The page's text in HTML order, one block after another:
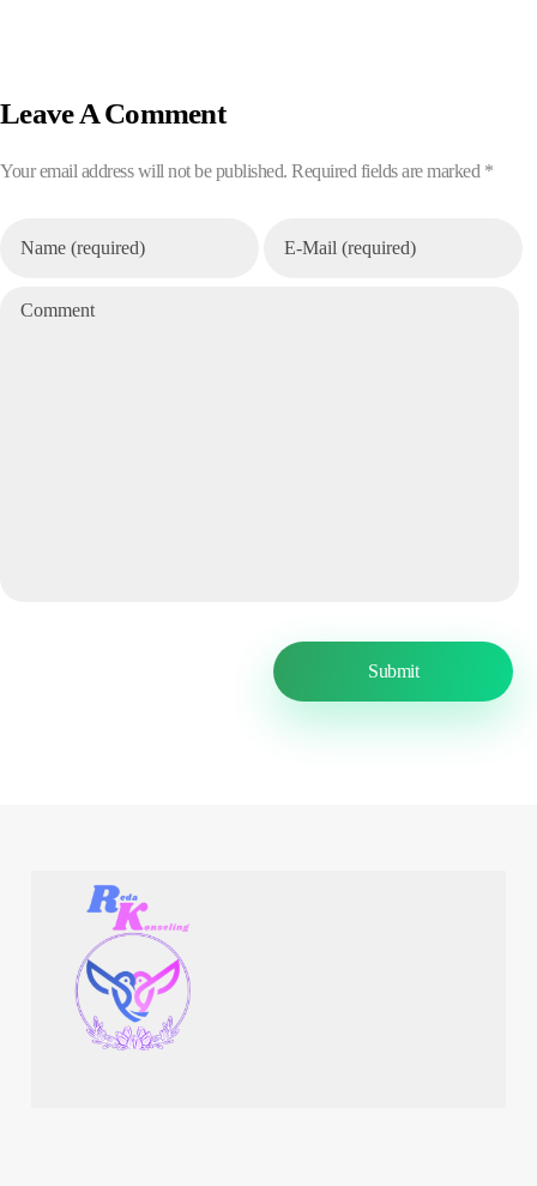
Leave A Comment
Your email address will not be published. Required fields are marked *